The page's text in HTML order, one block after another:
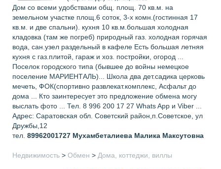
Дом со всеми удобствами общ. площ. 70 кв.м. на
земельном участке площ.6 соток, 3-х комн.(гостинная 17
кв.м. и две спальни). кухня 10 кв.м.большая холодная
кладовка (там же погреб) природный газ. холодная горячая
вода, сан.узел раздельный в кафеле Есть большая летняя
кухня с газ.плитой, гараж и хоз. постройки, огород ...
Поселок городского типа (бывшее до войны немецкое
поселение МАРИЕНТАЛЬ)... Школа два дет.садика церковь
мечеть, ФОК(спортивно развлекат.комплекс, Асфальт до
дома ... Кто заинтересует это предложение обмена могу
выслать фото ... Тел. 8 996 200 17 27 Whats App и Viber ...
Адрес: Саратовская обл. Советский район,п.Советское, ул
Дружбы,12
тел. 89962001727 Мухамбеталиева Малика Максутовна
Недвижимость > Обмен > Дома, коттеджи, виллы